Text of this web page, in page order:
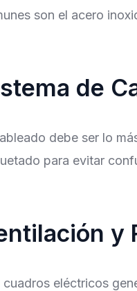
son el acero
de
debe ser lo
para evitar
y
cuadros eléctricos